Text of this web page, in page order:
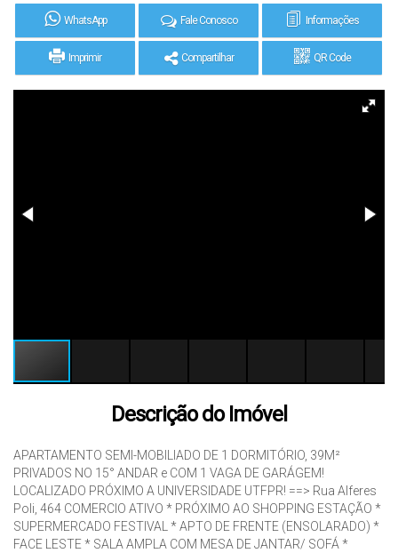
WhatsApp Fale Conosco Informações
Imprimir Compartilhar QR Code
Descrição do Imóvel
APARTAMENTO SEMI-MOBILIADO DE 1 DORMITÓRIO, 39M²
PRIVADOS NO 15° ANDAR e COM 1 VAGA DE GARÁGEM!
LOCALIZADO PRÓXIMO A UNIVERSIDADE UTFPR! ==> Rua Alferes
Poli, 464 COMERCIO ATIVO * PRÓXIMO AO SHOPPING ESTAÇÃO *
SUPERMERCADO FESTIVAL * APTO DE FRENTE (ENSOLARADO) *
FACE LESTE * SALA AMPLA COM MESA DE JANTAR/ SOFÁ *